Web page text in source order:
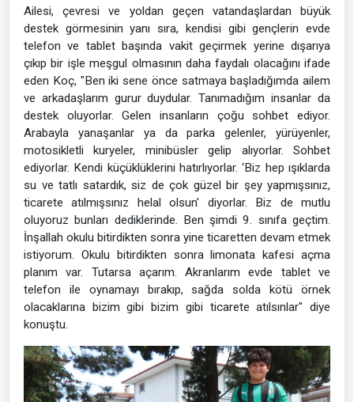
Ailesi, çevresi ve yoldan geçen vatandaşlardan büyük
destek görmesinin yanı sıra, kendisi gibi gençlerin evde
telefon ve tablet başında vakit geçirmek yerine dışarıya
çıkıp bir işle meşgul olmasının daha faydalı olacağını ifade
eden Koç, "Ben iki sene önce satmaya başladığımda ailem
ve arkadaşlarım gurur duydular. Tanımadığım insanlar da
destek oluyorlar. Gelen insanların çoğu sohbet ediyor.
Arabayla yanaşanlar ya da parka gelenler, yürüyenler,
motosikletli kuryeler, minibüsler gelip alıyorlar. Sohbet
ediyorlar. Kendi küçüklüklerini hatırlıyorlar. ‘Biz hep ışıklarda
su ve tatlı satardık, siz de çok güzel bir şey yapmışsınız,
ticarete atılmışsınız helal olsun' diyorlar. Biz de mutlu
oluyoruz bunları dediklerinde. Ben şimdi 9. sınıfa geçtim.
İnşallah okulu bitirdikten sonra yine ticaretten devam etmek
istiyorum. Okulu bitirdikten sonra limonata kafesi açma
planım var. Tutarsa açarım. Akranlarım evde tablet ve
telefon ile oynamayı bırakıp, sağda solda kötü örnek
olacaklarına bizim gibi bizim gibi ticarete atılsınlar" diye
konuştu.